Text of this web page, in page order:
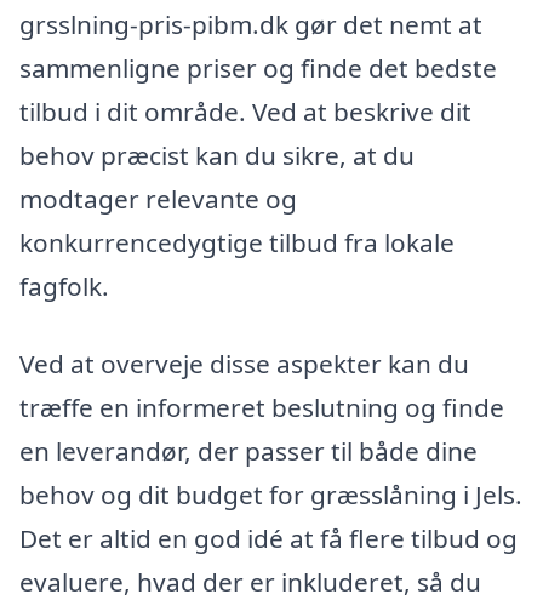
grsslning-pris-pibm.dk gør det nemt at
sammenligne priser og finde det bedste
tilbud i dit område. Ved at beskrive dit
behov præcist kan du sikre, at du
modtager relevante og
konkurrencedygtige tilbud fra lokale
fagfolk.
Ved at overveje disse aspekter kan du
træffe en informeret beslutning og finde
en leverandør, der passer til både dine
behov og dit budget for græsslåning i Jels.
Det er altid en god idé at få flere tilbud og
evaluere, hvad der er inkluderet, så du